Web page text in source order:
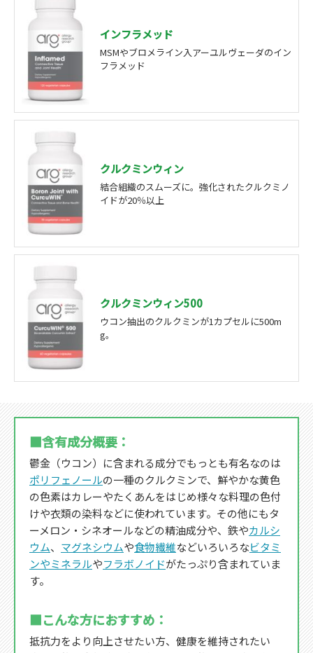
インフラメッド
MSMやブロメライン入アーユルヴェーダのイン
フラメッド
クルクミンウィン
結合組織のスムーズに。強化されたクルクミノ
イドが20％以上
クルクミンウィン500
ウコン抽出のクルクミンが1カプセルに500m
g。
■含有成分概要：
鬱金（ウコン）に含まれる成分でもっとも有名なのは
ポリフェノールの一種のクルクミンで、鮮やかな黄色
の色素はカレーやたくあんをはじめ様々な料理の色付
けや衣類の染料などに使われています。その他にもタ
ーメロン・シネオールなどの精油成分や、鉄やカルシ
ウム、 マグネシウムや食物繊維などいろいろなビタミ
ンやミネラルやフラボノイドがたっぷり含まれていま
す。
■こんな方におすすめ：
抵抗力をより向上させたい方、健康を維持されたい